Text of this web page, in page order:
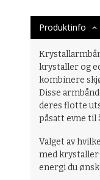
Produktinfo
krystaller og
kombinere
Disse
deres flotte
påsatt evne til
Valget av
med krystaller
energi du